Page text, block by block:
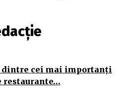
dintre cei mai importanţi
restaurante…